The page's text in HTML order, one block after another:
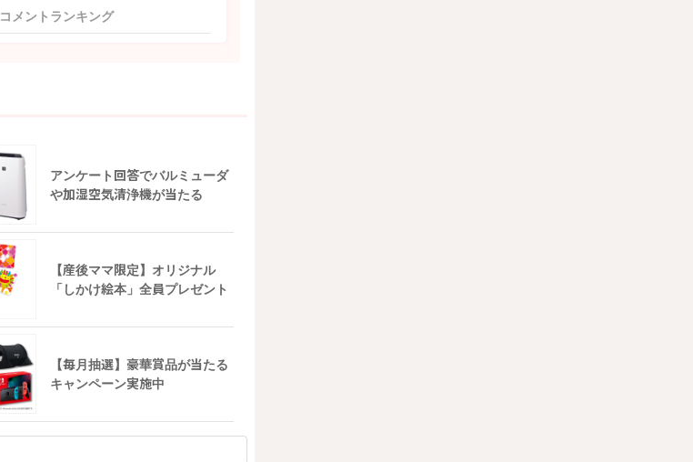
コメントランキング
アンケート回答でバルミューダ
や加湿空気清浄機が当たる
【産後ママ限定】オリジナル
「しかけ絵本」全員プレゼント
【毎月抽選】豪華賞品が当たる
キャンペーン実施中